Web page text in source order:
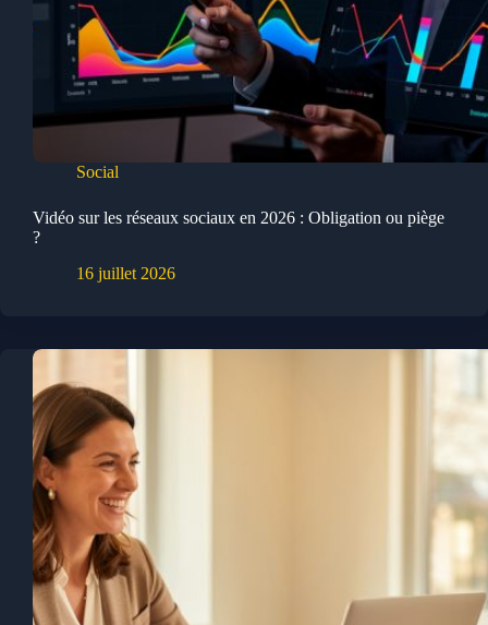
Social
Vidéo sur les réseaux sociaux en 2026 : Obligation ou piège
?
16 juillet 2026